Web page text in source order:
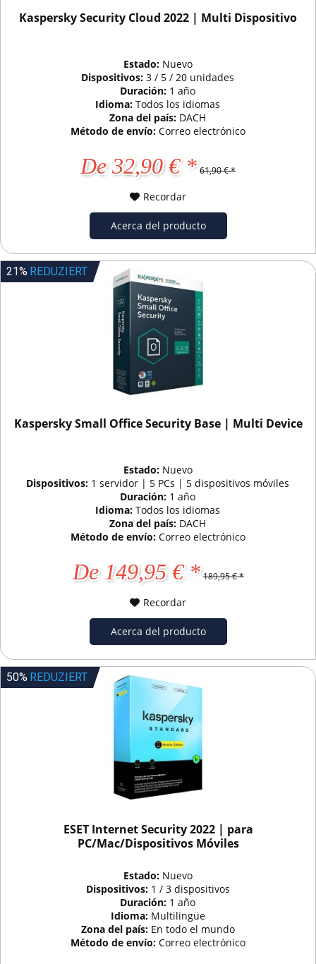
Kaspersky Security Cloud 2022 | Multi Dispositivo
Estado: Nuevo
Dispositivos:3 / 5 / 20 unidades
Duración: 1 año
Idioma:Todos los idiomas
Zona del país: DACH
Método de envío: Correo electrónico
De 32,90 € * 61,90 € *
Recordar
Acerca del producto
21% REDUZIERT
Kaspersky Small Office Security Base | Multi Device
Estado: Nuevo
Dispositivos: 1 servidor | 5 PCs | 5 dispositivos móviles
Duración: 1 año
Idioma:Todos los idiomas
Zona del país: DACH
Método de envío: Correo electrónico
De 149,95 € * 189,95 € *
Recordar
Acerca del producto
50% REDUZIERT
ESET Internet Security 2022 | para
PC/Mac/Dispositivos Móviles
Estado: Nuevo
Dispositivos: 1 / 3 dispositivos
Duración: 1 año
Idioma: Multilingüe
Zona del país: En todo el mundo
Método de envío: Correo electrónico